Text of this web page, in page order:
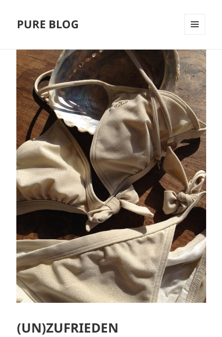
PURE BLOG
UND
WIDGETS
(UN)ZUFRIEDEN